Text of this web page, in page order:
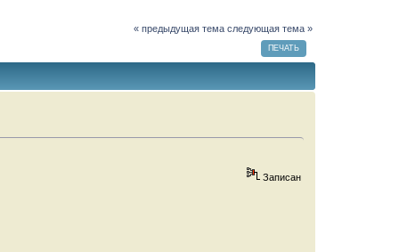
« предыдущая тема следующая тема »
ПЕЧАТЬ
Записан